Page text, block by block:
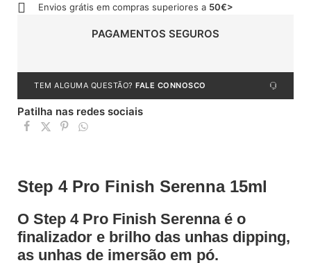
Envios grátis em compras superiores a 50€>
PAGAMENTOS SEGUROS
TEM ALGUMA QUESTÃO? FALE CONNOSCO
Patilha nas redes sociais
Step 4 Pro Finish Serenna 15ml
O Step 4 Pro Finish Serenna é o
finalizador e brilho das unhas dipping,
as unhas de imersão em pó.